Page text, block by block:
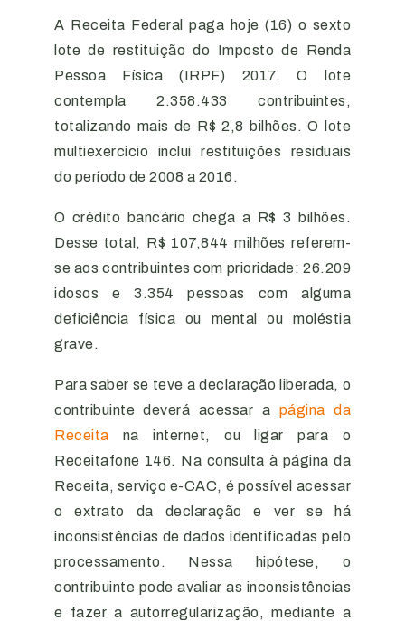
A Receita Federal paga hoje (16) o sexto
lote de restituição do Imposto de Renda
Pessoa Física (IRPF) 2017. O lote
contempla 2.358.433 contribuintes,
totalizando mais de R$ 2,8 bilhões. O lote
multiexercício inclui restituições residuais
do período de 2008 a 2016.
O crédito bancário chega a R$ 3 bilhões.
Desse total, R$ 107,844 milhões referem-
se aos contribuintes com prioridade: 26.209
idosos e 3.354 pessoas com alguma
deficiência física ou mental ou moléstia
grave.
Para saber se teve a declaração liberada, o
contribuinte deverá acessar a página da
Receita
na internet, ou ligar para o
Receitafone 146. Na consulta à página da
Receita, serviço e-CAC, é possível acessar
o extrato da declaração e ver se há
inconsistências de dados identificadas pelo
processamento. Nessa hipótese, o
contribuinte pode avaliar as inconsistências
e fazer a autorregularização, mediante a